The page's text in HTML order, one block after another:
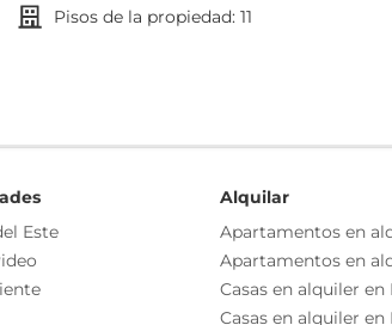
en piso 1 con patio
con cortina de enrolla incluida.
pisos de la propiedad: 11
Ascensor
Comedor
Este
Alquilar
Apartamentos en
Apartamentos en
Casas en alquiler
Casas en alquiler